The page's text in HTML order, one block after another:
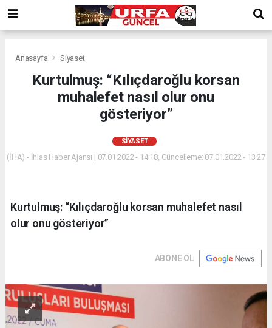
Anasayfa Siyaset
Kurtulmuş: “Kılıçdaroğlu korsan
muhalefet nasıl olur onu
gösteriyor”
SIYASET
(İHA) - İhlas Haber Ajansı | 07.01.2022 - 14:18, Güncelleme: 07.01.2022 - 13:27
Kurtulmuş: “Kılıçdaroğlu korsan muhalefet nasıl
olur onu gösteriyor”
ABONE OL